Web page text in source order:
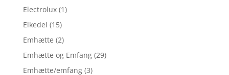
Electrolux (1)
Elkedel (15)
Emhætte (2)
Emhætte og Emfang (29)
Emhætte/emfang (3)